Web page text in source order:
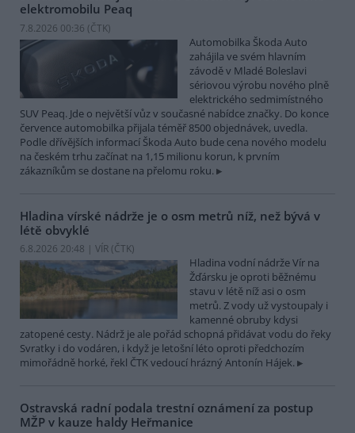
elektromobilu Peaq
7.8.2026 00:36 (ČTK)
Automobilka Škoda Auto
zahájila ve svém hlavním
závodě v Mladé Boleslavi
sériovou výrobu nového plně
elektrického sedmimístného
SUV Peaq. Jde o největší vůz v současné nabídce značky. Do konce
července automobilka přijala téměř 8500 objednávek, uvedla.
Podle dřívějších informací Škoda Auto bude cena nového modelu
na českém trhu začínat na 1,15 milionu korun, k prvním
zákazníkům se dostane na přelomu roku.
Hladina vírské nádrže je o osm metrů níž, než bývá v
létě obvyklé
6.8.2026 20:48 | VÍR (ČTK)
Hladina vodní nádrže Vír na
Žďársku je oproti běžnému
stavu v létě níž asi o osm
metrů. Z vody už vystoupaly i
kamenné obruby kdysi
zatopené cesty. Nádrž je ale pořád schopná přidávat vodu do řeky
Svratky i do vodáren, i když je letošní léto oproti předchozím
mimořádně horké, řekl ČTK vedoucí hrázný Antonín Hájek.
Ostravská radní podala trestní oznámení za postup
MŽP v kauze haldy Heřmanice